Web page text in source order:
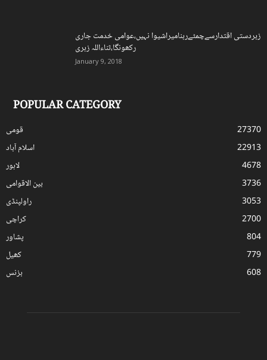
زبردستی اقتدارسےچمٹےرہنامیراشیوا نہیں،عوامی خدمت جاری
رکھونگا،ثناءاللہ زہری
January 9, 2018
POPULAR CATEGORY
قومی
27370
اسلام آباد
22913
لاہور
4678
بین الاقوامی
3736
راولپنڈی
3053
کراچی
2700
پشاور
804
کھیل
779
بزنس
608